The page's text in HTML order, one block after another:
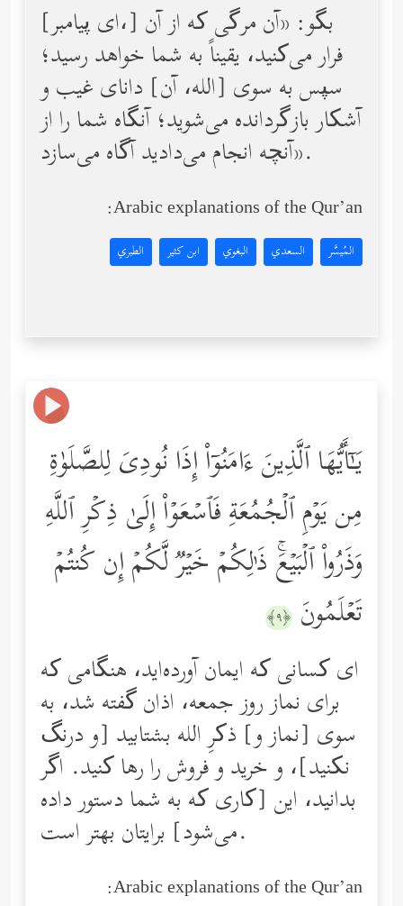
[ای پیامبر،] بگو: «آن مرگی که از آن
فرار می‌کنید، یقیناً به شما خواهد رسید؛
سپس به سوی [الله، آن] دانای غیب و
آشکار بازگردانده می‌شوید؛ آنگاه شما را از
آنچه انجام می‌دادید آگاه می‌سازد».
Arabic explanations of the Qur’an:
المُيسَّر السعدي البغوي ابن كثير الطبري
یَـٰۤأَیُّهَا ٱلَّذِینَ ءَامَنُوۤاْ إِذَا نُودِیَ لِلصَّلَوٰةِ
مِن یَوۡمِ ٱلۡجُمُعَةِ فَٱسۡعَوۡاْ إِلَىٰ ذِكۡرِ ٱللَّهِ
وَذَرُواْ ٱلۡبَیۡعَۚ ذَ ٰ⁠لِكُمۡ خَیۡرࣱ لَّكُمۡ إِن كُنتُمۡ
تَعۡلَمُونَ ﴿٩﴾
ای کسانی که ایمان آورده‌اید، هنگامی ‌که
برای نماز روز جمعه، اذان گفته شد، به
سوی [نماز و] ذکرِ الله بشتابید [و درنگ
نکنید]، و خرید و فروش را رها کنید. اگر
بدانید، این [کاری که به شما دستور داده
می‌شود] برایتان بهتر است.
Arabic explanations of the Qur’an: